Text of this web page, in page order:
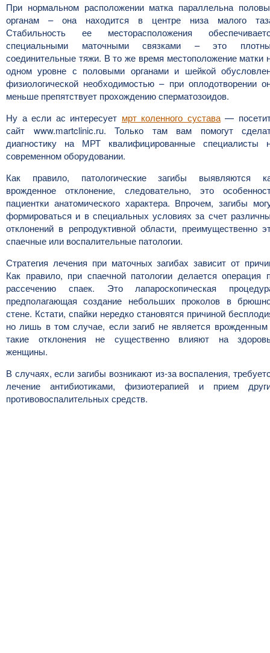
При нормальном расположении матка параллельна
органам – она находится в центре низа малого
Стабильность ее месторасположения
специальными маточными связками – это
соединительные тяжи. В то же время местоположение матки
одном уровне с половыми органами и шейкой
физиологической необходимостью – при оплодотворении
меньше препятствует прохождению сперматозоидов.
Ну а если ас интересует мрт коленного сустава—
сайт www.martclinic.ru. Только там вам помогут
диагностику на МРТ квалифицированные специалисты
современном оборудовании.
Как правило, патологические загибы выявляются
врожденное отклонение, следовательно, это
пациентки анатомического характера. Впрочем, загибы
формироваться и в специальных условиях за счет
отклонений в репродуктивной области, преимущественно
спаечные или воспалительные патологии.
Стратегия лечения при маточных загибах зависит от
Как правило, при спаечной патологии делается операция
рассечению спаек. Это лапароскопическая
предполагающая создание небольших проколов в
стене. Кстати, спайки нередко становятся причиной
но лишь в том случае, если загиб не является
такие отклонения не существенно влияют на
женщины.
В случаях, если загибы возникают из-за воспаления,
лечение антибиотиками, физиотерапией и прием
противовоспалительных средств.